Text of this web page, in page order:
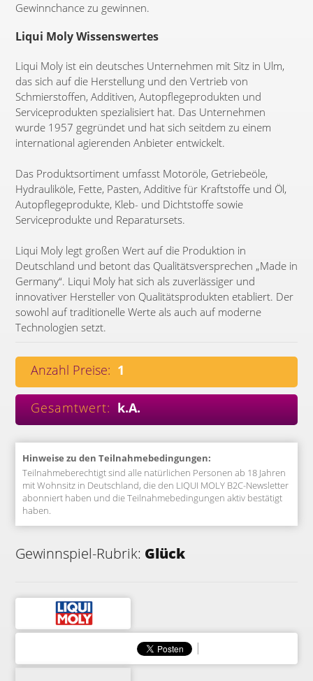
Gewinnchance zu gewinnen.
Liqui Moly Wissenswertes
Liqui Moly ist ein deutsches Unternehmen mit Sitz in Ulm,
das sich auf die Herstellung und den Vertrieb von
Schmierstoffen, Additiven, Autopflegeprodukten und
Serviceprodukten spezialisiert hat. Das Unternehmen
wurde 1957 gegründet und hat sich seitdem zu einem
international agierenden Anbieter entwickelt.
Das Produktsortiment umfasst Motoröle, Getriebeöle,
Hydrauliköle, Fette, Pasten, Additive für Kraftstoffe und Öl,
Autopflegeprodukte, Kleb- und Dichtstoffe sowie
Serviceprodukte und Reparatursets.
Liqui Moly legt großen Wert auf die Produktion in
Deutschland und betont das Qualitätsversprechen „Made in
Germany“. Liqui Moly hat sich als zuverlässiger und
innovativer Hersteller von Qualitätsprodukten etabliert. Der
sowohl auf traditionelle Werte als auch auf moderne
Technologien setzt.
Anzahl Preise: 1
Gesamtwert: k.A.
Hinweise zu den Teilnahmebedingungen:
Teilnahmeberechtigt sind alle natürlichen Personen ab 18 Jahren
mit Wohnsitz in Deutschland, die den LIQUI MOLY B2C-Newsletter
abonniert haben und die Teilnahmebedingungen aktiv bestätigt
haben.
Gewinnspiel-Rubrik: Glück
|